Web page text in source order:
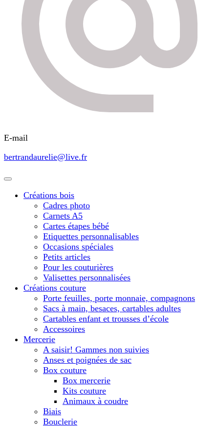
E-mail
bertrandaurelie@live.fr
Créations bois
Cadres photo
Carnets A5
Cartes étapes bébé
Etiquettes personnalisables
Occasions spéciales
Petits articles
Pour les couturières
Valisettes personnalisées
Créations couture
Porte feuilles, porte monnaie, compagnons
Sacs à main, besaces, cartables adultes
Cartables enfant et trousses d’école
Accessoires
Mercerie
A saisir! Gammes non suivies
Anses et poignées de sac
Box couture
Box mercerie
Kits couture
Animaux à coudre
Biais
Bouclerie